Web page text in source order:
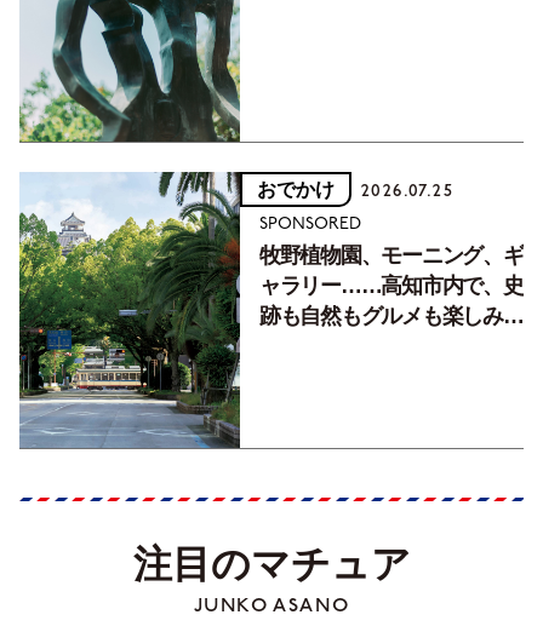
おでかけ 2026.07.25
SPONSORED
牧野植物園、モーニング、ギ
ャラリー……高知市内で、史
跡も自然もグルメも楽しみ尽
注目のマチュア
JUNKO ASANO